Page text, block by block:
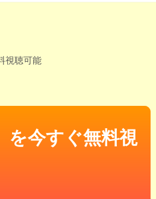
視聴可能
を今すぐ無料視